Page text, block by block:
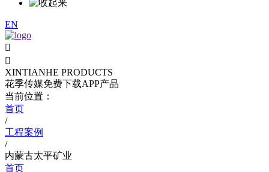
EN


XINTIANHE PRODUCTS
花季传媒免费下载APP产品
当前位置：
首页
/
工程案例
/
内蒙古太平矿业
首页